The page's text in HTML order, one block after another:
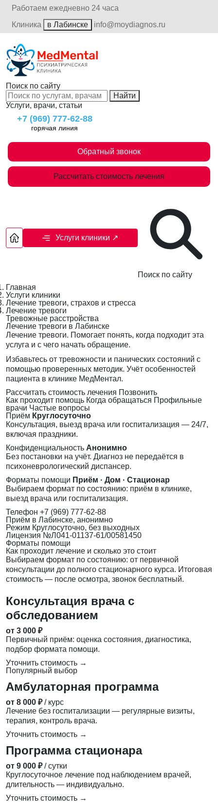
Работаем ежедневно 24 часа
Клиника
в Лабинске info@moydiagnos.ru
Поиск по сайту
Найти
Услуги, врачи, статьи
+7 (969) 777-62-88
горячая линия
Обратный звонок
Рассчитать стоимость лечения
Услуги клиники ↗
Поиск по сайту
Главная
Услуги клиники
Лечение тревоги, страхов и стресса
Лечение тревоги
Тревожные расстройства
Лечение тревоги в Лабинске
Лечение тревоги. Помогает понять, когда подходит эта
услуга и с чего начать обращение.
Избавьтесь от тревожности и панических состояний с
помощью проверенных методик. Учёт особенностей
пациента в клинике МедМентал.
Рассчитать стоимость лечения Позвонить
Как проходит помощь Когда обращаться Профильные
врачи Частые вопросы
Приём Круглосуточно
Консультация, выезд врача или госпитализация — 24/7,
включая праздники.
Конфиденциальность Анонимно
Без постановки на учёт. Диагноз не передаётся в
психоневрологический диспансер.
Форматы помощи Приём · Дом · Стационар
Выбираем формат по состоянию: приём в клинике,
выезд врача или госпитализация.
Телефон +7 (969) 777-62-88
Приём в Лабинске, анонимно
Режим Круглосуточно, без выходных
Лицензия №Л041-01137-61/00581450
Форматы помощи
Как проходит лечение и сколько это стоит
Выбираем формат по состоянию: от первичной
консультации до полного стационарного курса. Итоговая
стоимость — после осмотра, звонок бесплатный.
Консультация врача с
обследованием
от 3 000 ₽
Первичный приём: оценка состояния, диагностика,
подбор формата помощи.
Уточнить стоимость →
Популярный выбор
Амбулаторная программа
от 8 000 ₽ / курс
Лечение без госпитализации — регулярные визиты,
терапия, контроль врача.
Уточнить стоимость →
Программа стационара
от 9 000 ₽ / сутки
Круглосуточное лечение под наблюдением врачей,
длительность — индивидуально.
Уточнить стоимость →